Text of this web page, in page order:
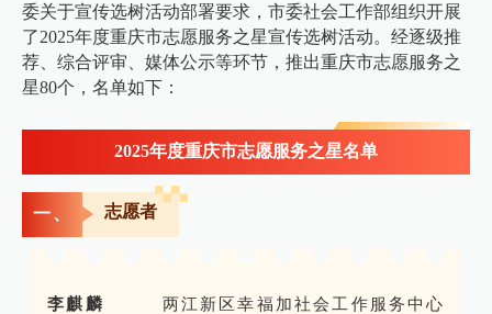
委关于宣传选树活动部署要求，市委社会工作部组织开展
了2025年度重庆市志愿服务之星宣传选树活动。经逐级推
荐、综合评审、媒体公示等环节，推出重庆市志愿服务之
星80个，名单如下：
2025年度重庆市志愿服务之星名单
一、 志愿者
李麒麟 两江新区幸福加社会工作服务中心